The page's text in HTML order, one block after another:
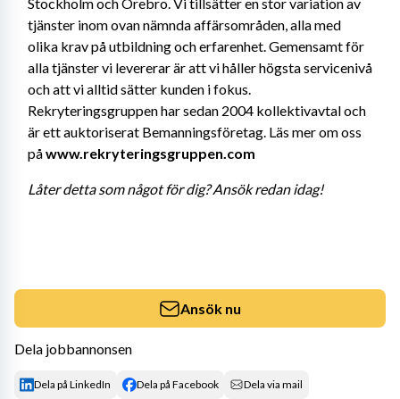
tjänster inom ovan nämnda affärsområden, alla med
olika krav på utbildning och erfarenhet. Gemensamt för
alla tjänster vi levererar är att vi håller högsta servicenivå
och att vi alltid sätter kunden i fokus.
Rekryteringsgruppen har sedan 2004 kollektivavtal och
är ett auktoriserat Bemanningsföretag. Läs mer om oss
på www.rekryteringsgruppen.com
Låter detta som något för dig? Ansök redan idag!
Ansök nu
Dela jobbannonsen
Dela på LinkedIn Dela på Facebook Dela via mail